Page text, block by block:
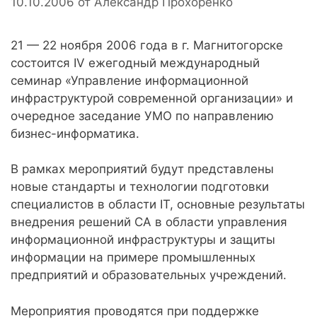
21 — 22 ноября 2006 года в г. Магнитогорске
состоится IV ежегодный международный
семинар «Управление информационной
инфраструктурой современной организации» и
очередное заседание УМО по направлению
бизнес-информатика.
В рамках мероприятий будут представлены
новые стандарты и технологии подготовки
специалистов в области IT, основные результаты
внедрения решений CA в области управления
информационной инфраструктуры и защиты
информации на примере промышленных
предприятий и образовательных учреждений.
Мероприятия проводятся при поддержке